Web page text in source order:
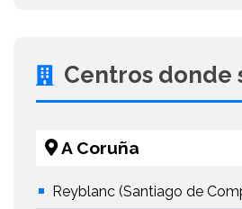
Centros donde
A Coruña
Reyblanc (Santiago de